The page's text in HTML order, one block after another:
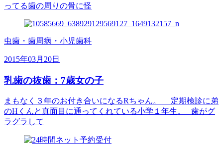
ってる歯の周りの骨に怪
虫歯・歯周病・小児歯科
2015年03月20日
乳歯の抜歯：7歳女の子
まもなく３年のお付き合いになるRちゃん。 定期検診に弟
のHくんと真面目に通ってくれている小学１年生。 歯がグ
ラグラして